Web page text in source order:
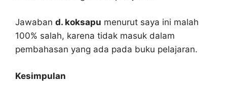
Jawaban d. koksapu menurut saya ini malah
100% salah, karena tidak masuk dalam
pembahasan yang ada pada buku pelajaran.
Kesimpulan